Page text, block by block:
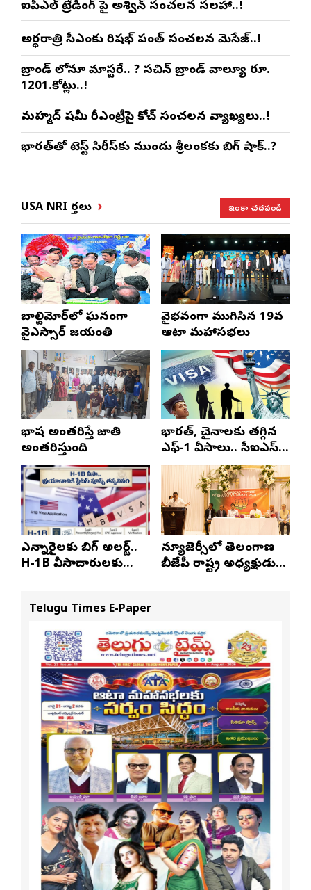
ఐపీఎల్ ట్రేడింగ్ పై అశ్విన్ సంచలన సలహా..!
అర్థరాత్రి సీఎంకు రిషభ్ పంత్ సంచలన మెసేజ్..!
బ్రాండ్ లోనూ మాస్టరే.. ? సచిన్ బ్రాండ్ వాల్యూ రూ.
1201.కోట్లు..!
మహ్మద్ షమీ రీఎంట్రీపై కోచ్ సంచలన వ్యాఖ్యలు..!
భారత్‌తో టెస్ట్ సిరీస్‌కు ముందు శ్రీలంకకు బిగ్ షాక్..?
USA NRI వార్తలు ఇంకా చదవండి
బాల్టిమోర్‌లో ఘనంగా
వైఎస్సార్‌ జయంతి
వైభవంగా ముగిసిన 19వ
ఆటా మహాసభలు
భాష అంతరిస్తే జాతి
అంతరిస్తుంది
భారత్, చైనాలకు తగ్గిన
ఎఫ్-1 వీసాలు.. సీఐఎస్
నివేదిక..!
ఎన్నారైలకు బిగ్ అలర్ట్..
H-1B వీసాదారులకు
న్యూజెర్సీలో తెలంగాణ
బీజేపీ రాష్ట్ర అధ్యక్షుడు
Telugu Times E-Paper